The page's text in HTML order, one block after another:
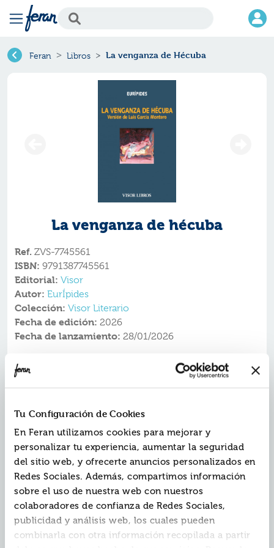
Tu Configuración de Cookies
En Feran utilizamos cookies para mejorar y
personalizar tu experiencia, aumentar la seguridad
del sitio web, y ofrecerte anuncios personalizados en
Redes Sociales. Además, compartimos información
sobre el uso de nuestra web con nuestros
colaboradores de confianza de Redes Sociales,
publicidad y análisis web, los cuales pueden
combinarla con otra información recopilada a partir
Feran Libros La venganza de Hécuba
La venganza de hécuba
Ref. ZVS-7745561
ISBN: 9791387745561
Editorial: Visor
Autor: EurÍpides
Colección: Visor Literario
Fecha de edición: 2026
Fecha de lanzamiento: 28/01/2026
¿Está nuestro futuro escrito y sin remedio? ¿Nuestro
modo de tomar conciencia de nuestro presente. Luis
García Montero lleva años dedicado a leer las tragedias
clásicas para interpretar de acuerdo con su propia
conciencia poética la historia que habitamos. Después
de La Orestiada (2019) y Prometeo (2022), hace ahora
una versión libre de Hécuba. Quiere vivir entre sus
personajes las experiencias de la libertad y los vínculos,
la imaginación y lo irremediable, las tensiones propias
de la ley del más fuerte, la rebeldía, la guerra, la justicia
y el diálogo generacional de padres e hijos. Son
buenos tiempos para la tragedia. «La justicia de las
víctimas se parece mucho a la venganza», nos dice